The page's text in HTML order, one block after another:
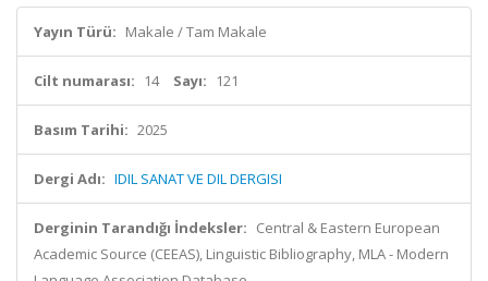
Yayın Türü: Makale / Tam Makale
Cilt numarası: 14 Sayı: 121
Basım Tarihi: 2025
Dergi Adı: IDIL SANAT VE DIL DERGISI
Derginin Tarandığı İndeksler: Central & Eastern European
Academic Source (CEEAS), Linguistic Bibliography, MLA - Modern